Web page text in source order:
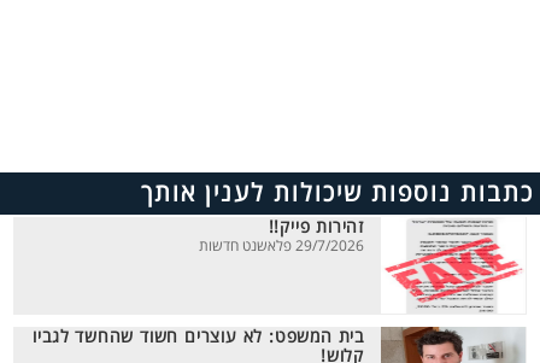
כתבות נוספות שיכולות לענין אותך
זהירות פייק!!
29/7/2026 פלאשנט חדשות
בית המשפט: לא עוצרים חשוד שהחשד לגביו
קלוש!